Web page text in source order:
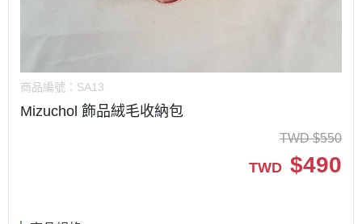
商品編號： SA13
Mizuchol 飾品絨毛收納包
TWD $550
TWD $490